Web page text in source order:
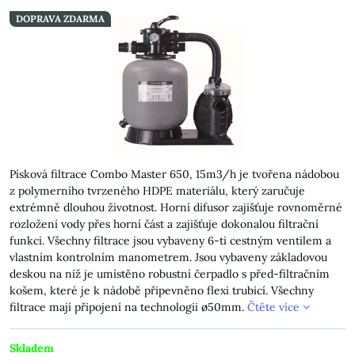
DOPRAVA ZDARMA
Písková filtrace Combo Master 650, 15m3/h je tvořena nádobou
z polymerního tvrzeného HDPE materiálu, který zaručuje
extrémně dlouhou životnost. Horní difusor zajišťuje rovnoměrné
rozložení vody přes horní část a zajišťuje dokonalou filtrační
funkci. Všechny filtrace jsou vybaveny 6-ti cestným ventilem a
vlastním kontrolním manometrem. Jsou vybaveny základovou
deskou na níž je umístěno robustní čerpadlo s před-filtračním
košem, které je k nádobě připevněno flexi trubicí. Všechny
filtrace mají připojení na technologii ø50mm. Čtěte více
Skladem